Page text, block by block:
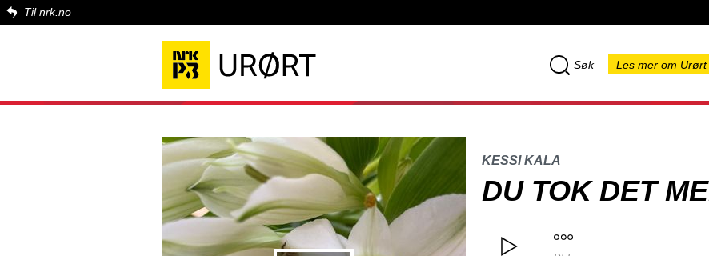
Til nrk.no
Søk Les mer om Urørt
KESSI KALA
DU TOK DET